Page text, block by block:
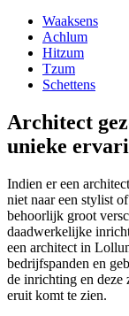
Waaksens
Achlum
Hitzum
Tzum
Schettens
Architect
unieke
Indien er een
niet naar een stylist
behoorlijk groot
daadwerkelijke
een architect in
bedrijfspanden en
de inrichting en deze
eruit komt te zien.